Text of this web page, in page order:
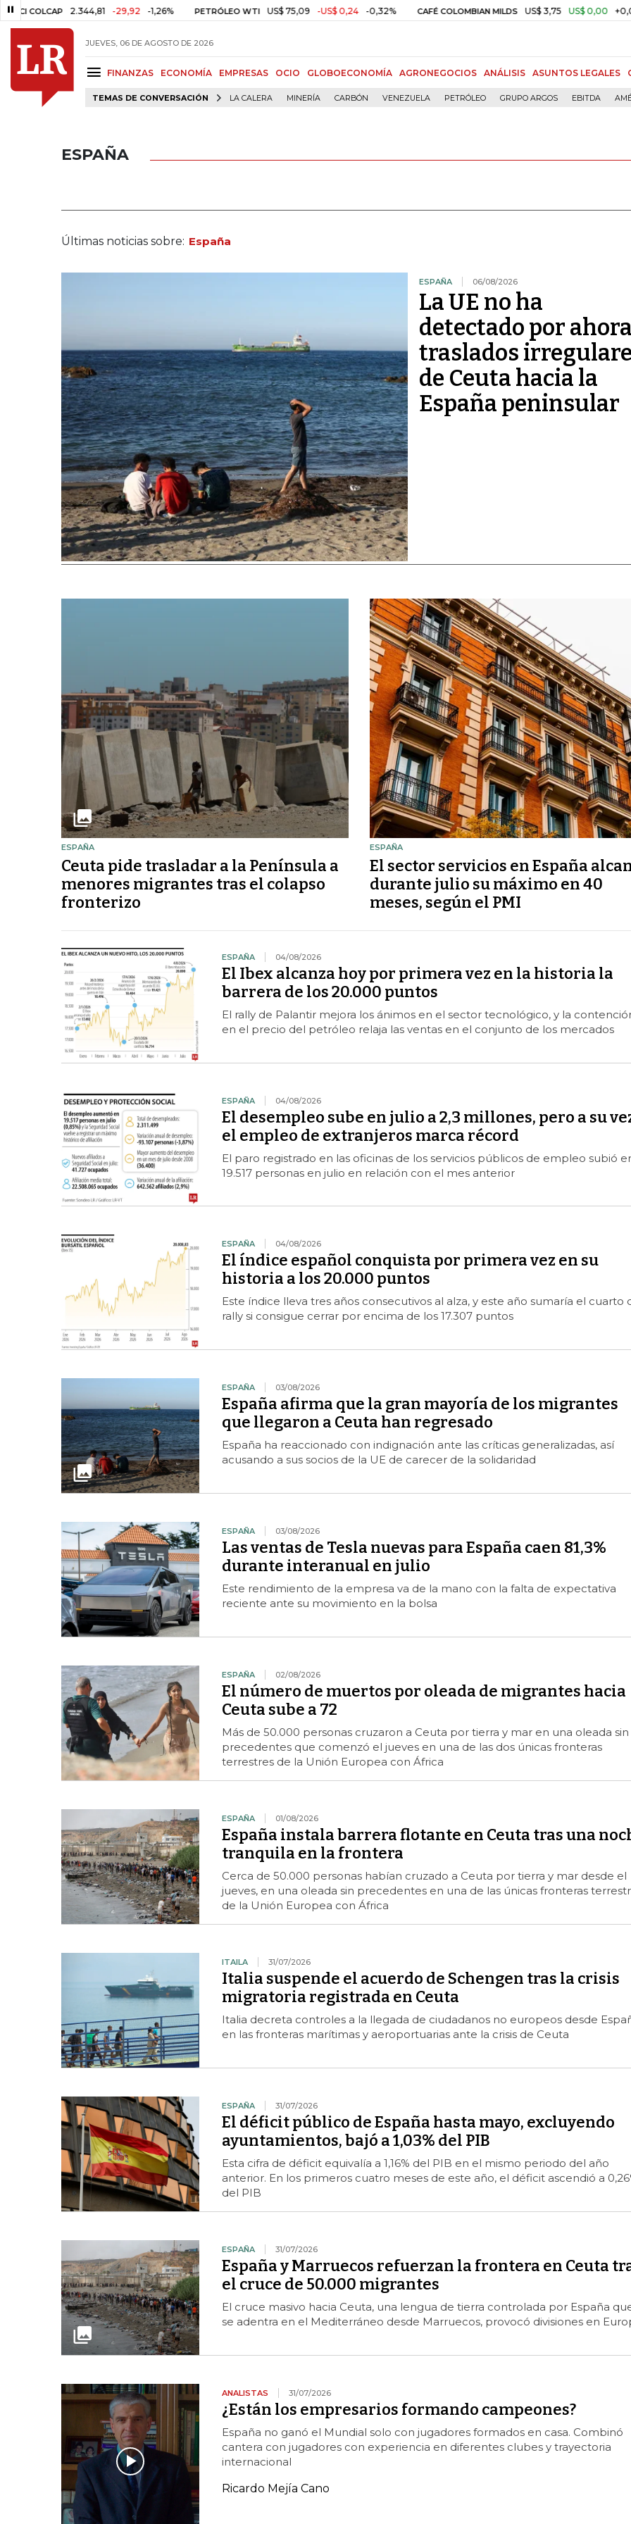
2.344,81 -29,92 -1,26% PETRÓLEO WTI US$ 75,09 -US$ 0,24 -0,32% CAFÉ COLOMBIAN MILDS US$ 3,75 US$ 0,00 +0,01%
JUEVES, 06 DE AGOSTO DE 2026
FINANZAS ECONOMÍA EMPRESAS OCIO GLOBOECONOMÍA AGRONEGOCIOS ANÁLISIS ASUNTOS LEGALES
TEMAS DE CONVERSACIÓN LA CALERA MINERÍA CARBÓN VENEZUELA PETRÓLEO GRUPO ARGOS EBITDA
ESPAÑA
Últimas noticias sobre: España
ESPAÑA 06/08/2026
La UE no ha
detectado por
traslados
de Ceuta hacia la
España peninsular
ESPAÑA
Ceuta pide trasladar a la Península a
menores migrantes tras el colapso
fronterizo
ESPAÑA
El sector servicios en España
durante julio su máximo en 40
meses, según el PMI
ESPAÑA 04/08/2026
El Ibex alcanza hoy por primera vez en la historia la
barrera de los 20.000 puntos
El rally de Palantir mejora los ánimos en el sector tecnológico, y la
en el precio del petróleo relaja las ventas en el conjunto de los mercados
ESPAÑA 04/08/2026
El desempleo sube en julio a 2,3 millones, pero a su
el empleo de extranjeros marca récord
El paro registrado en las oficinas de los servicios públicos de empleo subió
19.517 personas en julio en relación con el mes anterior
ESPAÑA 04/08/2026
El índice español conquista por primera vez en su
historia a los 20.000 puntos
Este índice lleva tres años consecutivos al alza, y este año sumaría el cuarto
rally si consigue cerrar por encima de los 17.307 puntos
ESPAÑA 03/08/2026
España afirma que la gran mayoría de los migrantes
que llegaron a Ceuta han regresado
España ha reaccionado con indignación ante las críticas generalizadas, así
acusando a sus socios de la UE de carecer de la solidaridad
ESPAÑA 03/08/2026
Las ventas de Tesla nuevas para España caen 81,3%
durante interanual en julio
Este rendimiento de la empresa va de la mano con la falta de expectativa
reciente ante su movimiento en la bolsa
ESPAÑA 02/08/2026
El número de muertos por oleada de migrantes hacia
Ceuta sube a 72
Más de 50.000 personas cruzaron a Ceuta por tierra y mar en una oleada sin
precedentes que comenzó el jueves en una de las dos únicas fronteras
terrestres de la Unión Europea con África
ESPAÑA 01/08/2026
España instala barrera flotante en Ceuta tras una
tranquila en la frontera
Cerca de 50.000 personas habían cruzado a Ceuta por tierra y mar desde el
jueves, en una oleada sin precedentes en una de las únicas fronteras
de la Unión Europea con África
ITAILA 31/07/2026
Italia suspende el acuerdo de Schengen tras la crisis
migratoria registrada en Ceuta
Italia decreta controles a la llegada de ciudadanos no europeos desde
en las fronteras marítimas y aeroportuarias ante la crisis de Ceuta
ESPAÑA 31/07/2026
El déficit público de España hasta mayo, excluyendo
ayuntamientos, bajó a 1,03% del PIB
Esta cifra de déficit equivalía a 1,16% del PIB en el mismo periodo del año
anterior. En los primeros cuatro meses de este año, el déficit ascendió a
del PIB
ESPAÑA 31/07/2026
España y Marruecos refuerzan la frontera en Ceuta
el cruce de 50.000 migrantes
El cruce masivo hacia Ceuta, una lengua de tierra controlada por España
se adentra en el Mediterráneo desde Marruecos, provocó divisiones en
ANALISTAS 31/07/2026
¿Están los empresarios formando campeones?
España no ganó el Mundial solo con jugadores formados en casa. Combinó
cantera con jugadores con experiencia en diferentes clubes y trayectoria
internacional
Ricardo Mejía Cano